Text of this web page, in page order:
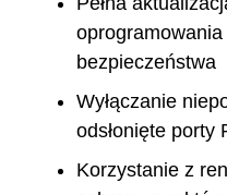
bezpieczeństwa
Wyłączanie
odsłonięte porty
Korzystanie z